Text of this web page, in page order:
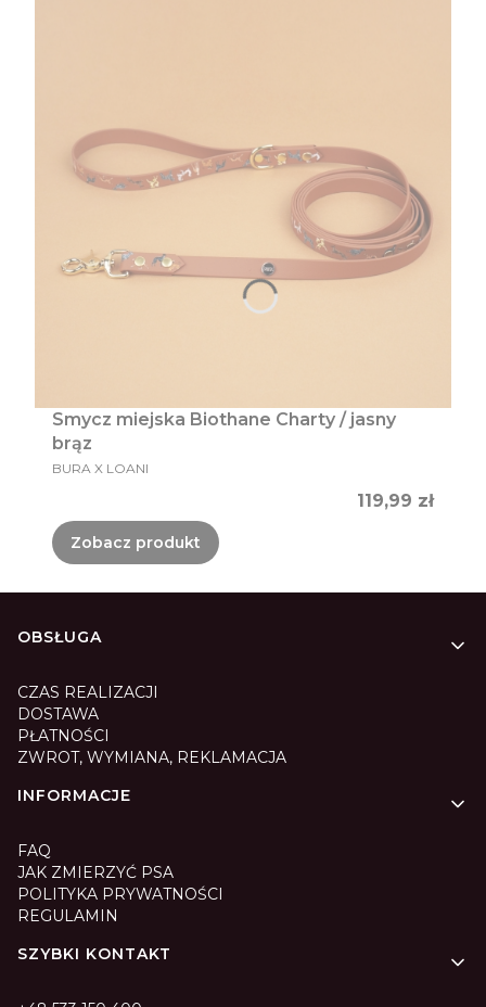
Smycz miejska Biothane Charty / jasny
brąz
PRODUCENT
BURA X LOANI
Cena
119,99 zł
Zobacz produkt
Linki w stopce
OBSŁUGA
CZAS REALIZACJI
DOSTAWA
PŁATNOŚCI
ZWROT, WYMIANA, REKLAMACJA
INFORMACJE
FAQ
JAK ZMIERZYĆ PSA
POLITYKA PRYWATNOŚCI
REGULAMIN
SZYBKI KONTAKT